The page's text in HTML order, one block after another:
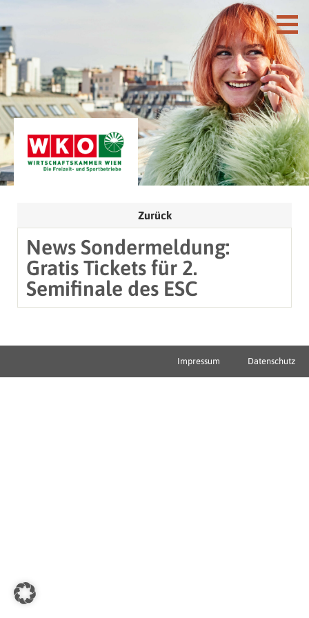
Zurück
News Sondermeldung:
Gratis Tickets für 2.
Semifinale des ESC
Impressum Datenschutz